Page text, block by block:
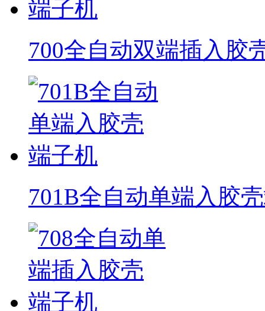
700全自动双端插入胶
701B全自动单端入胶